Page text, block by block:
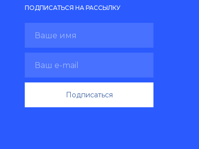
Подписаться
ПОДПИСАТЬСЯ НА РАССЫЛКУ